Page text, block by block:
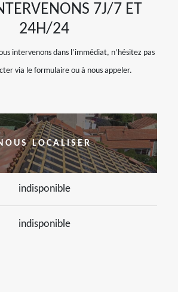
7J/7 ET
24H/24
intervenons dans l’immédiat, n’hésitez pas
via le formulaire ou à nous appeler.
LOCALISER
indisponible
indisponible